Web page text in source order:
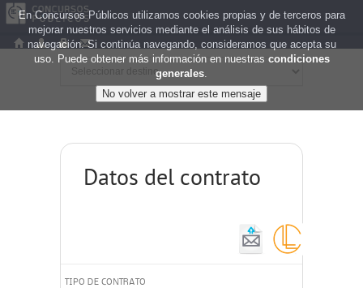
Datos del contrato
TIPO DE CONTRATO
En Concursos Públicos utilizamos cookies propias y de terceros para
mejorar nuestros servicios mediante el análisis de sus hábitos de
navegación. Si continúa navegando, consideramos que acepta su
uso. Puede obtener más información en nuestras condiciones
generales.